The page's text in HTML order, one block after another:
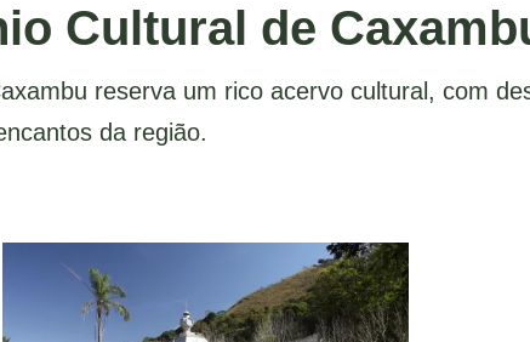
Cultural de
reserva um rico acervo cultural, com
da região.